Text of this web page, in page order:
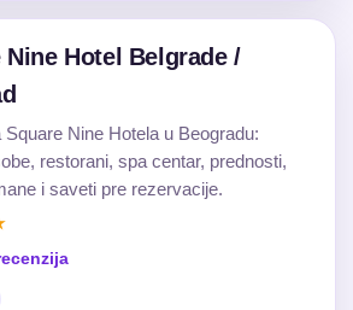
Nine Hotel Belgrade /
Square Nine Hotela u Beogradu:
restorani, spa centar, prednosti,
i saveti pre rezervacije.